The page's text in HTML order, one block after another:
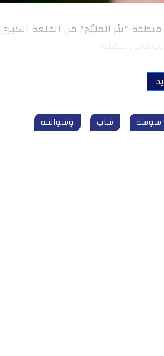
"بئر المليّح" من القلعة الكبرى
سوسة شاب وشواشة